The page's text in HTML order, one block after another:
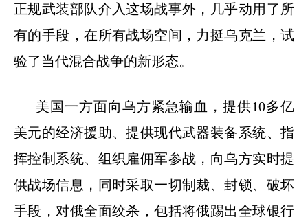
正规武装部队介入这场战事外，几乎动用了所
有的手段，在所有战场空间，力挺乌克兰，试
验了当代混合战争的新形态。
美国一方面向乌方紧急输血，提供10多亿
美元的经济援助、提供现代武器装备系统、指
挥控制系统、组织雇佣军参战，向乌方实时提
供战场信息，同时采取一切制裁、封锁、破坏
手段，对俄全面绞杀，包括将俄踢出全球银行